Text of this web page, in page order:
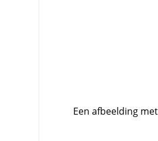
Een afbeelding